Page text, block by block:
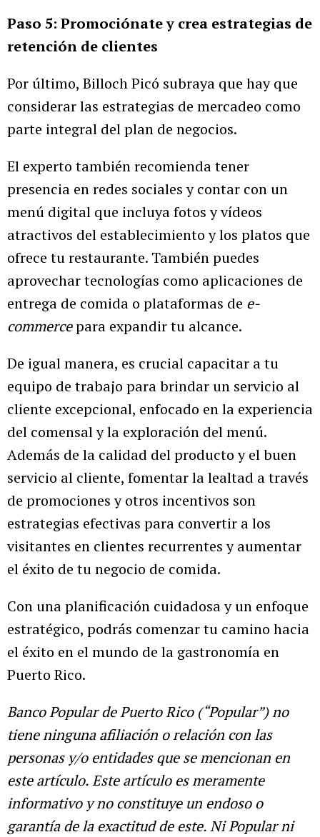
Paso 5: Promociónate y crea estrategias de
retención de clientes
Por último, Billoch Picó subraya que hay que
considerar las estrategias de mercadeo como
parte integral del plan de negocios.
El experto también recomienda tener
presencia en redes sociales y contar con un
menú digital que incluya fotos y vídeos
atractivos del establecimiento y los platos que
ofrece tu restaurante. También puedes
aprovechar tecnologías como aplicaciones de
entrega de comida o plataformas de e-
commercepara expandir tu alcance.
De igual manera, es crucial capacitar a tu
equipo de trabajo para brindar un servicio al
cliente excepcional, enfocado en la experiencia
del comensal y la exploración del menú.
Además de la calidad del producto y el buen
servicio al cliente, fomentar la lealtad a través
de promociones y otros incentivos son
estrategias efectivas para convertir a los
visitantes en clientes recurrentes y aumentar
el éxito de tu negocio de comida.
Con una planificación cuidadosa y un enfoque
estratégico, podrás comenzar tu camino hacia
el éxito en el mundo de la gastronomía en
Puerto Rico.
Banco Popular de Puerto Rico (“Popular”) no
tiene ninguna afiliación o relación con las
personas y/o entidades que se mencionan en
este artículo. Este artículo es meramente
informativo y no constituye un endoso o
garantía de la exactitud de este. Ni Popular ni